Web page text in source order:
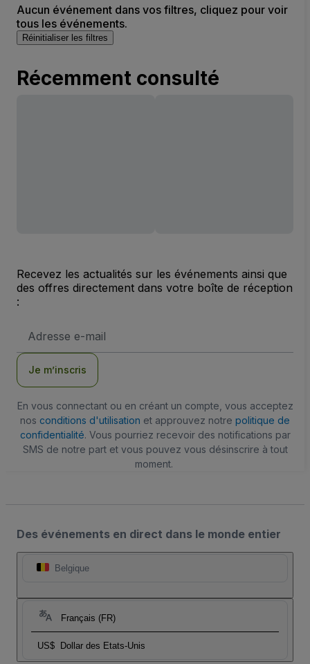
Aucun événement dans vos filtres, cliquez pour voir
tous les événements.
Réinitialiser les filtres
Récemment consulté
Recevez les actualités sur les événements ainsi que
des offres directement dans votre boîte de réception
:
e-
Je m’inscris
En vous connectant ou en créant un compte, vous acceptez
nos conditions d'utilisation et approuvez notre politique de
confidentialité. Vous pourriez recevoir des notifications par
SMS de notre part et vous pouvez vous désinscrire à tout
moment.
Des événements en direct dans le monde entier
Belgique
Français (FR)
US$ Dollar des Etats-Unis